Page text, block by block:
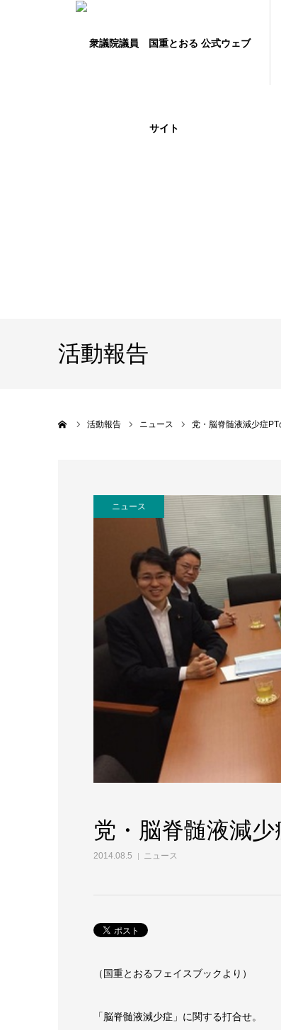
活動報告
活動報告 ニュース 党・脳脊髄液減少症PT
ニュース
党・脳脊髄液減少
2014.08.5 ニュース
（国重とおるフェイスブックより）
「脳脊髄液減少症」に関する打合せ。